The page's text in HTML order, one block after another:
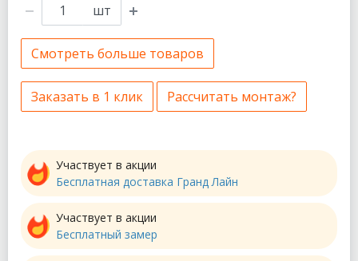
шт
Смотреть больше товаров
Заказать в 1 клик Рассчитать монтаж?
Участвует в акции
Бесплатная доставка Гранд Лайн
Участвует в акции
Бесплатный замер